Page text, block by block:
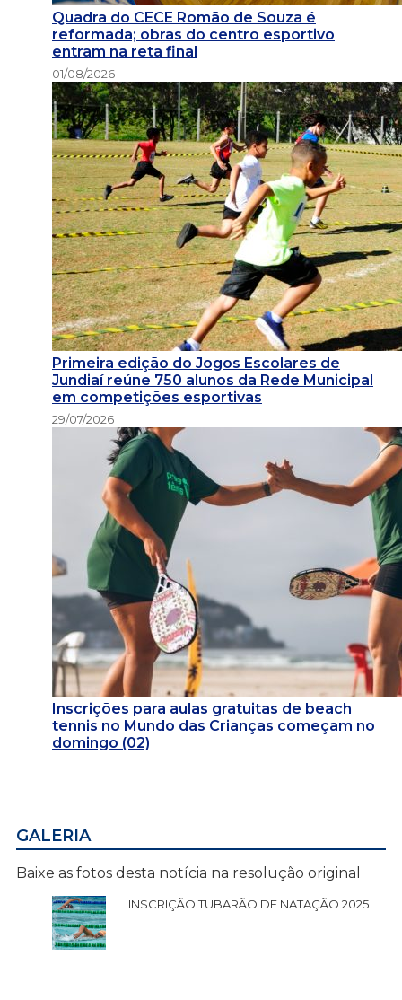
Quadra do CECE Romão de Souza é
reformada; obras do centro esportivo
entram na reta final
01/08/2026
Primeira edição do Jogos Escolares de
Jundiaí reúne 750 alunos da Rede Municipal
em competições esportivas
29/07/2026
Inscrições para aulas gratuitas de beach
tennis no Mundo das Crianças começam no
domingo (02)
GALERIA
Baixe as fotos desta notícia na resolução original
INSCRIÇÃO TUBARÃO DE NATAÇÃO 2025